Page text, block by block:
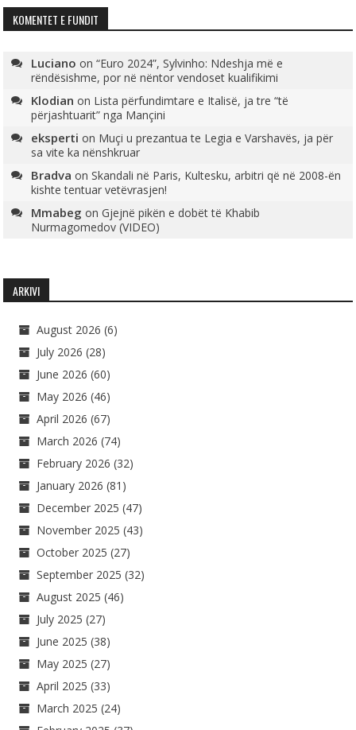
KOMENTET E FUNDIT
Luciano on“Euro 2024”, Sylvinho: Ndeshja më e
rëndësishme, por në nëntor vendoset kualifikimi
Klodian on Lista përfundimtare e Italisë, ja tre “të
përjashtuarit” nga Mançini
eksperti on Muçi u prezantua te Legia e Varshavës, ja për
sa vite ka nënshkruar
Bradva onSkandali në Paris, Kultesku, arbitri që në 2008-ën
kishte tentuar vetëvrasjen!
Mmabeg onGjejnë pikën e dobët të Khabib
Nurmagomedov (VIDEO)
ARKIVI
August 2026 (6)
July 2026 (28)
June 2026 (60)
May 2026 (46)
April 2026 (67)
March 2026 (74)
February 2026 (32)
January 2026 (81)
December 2025 (47)
November 2025 (43)
October 2025 (27)
September 2025 (32)
August 2025 (46)
July 2025 (27)
June 2025 (38)
May 2025 (27)
April 2025 (33)
March 2025 (24)